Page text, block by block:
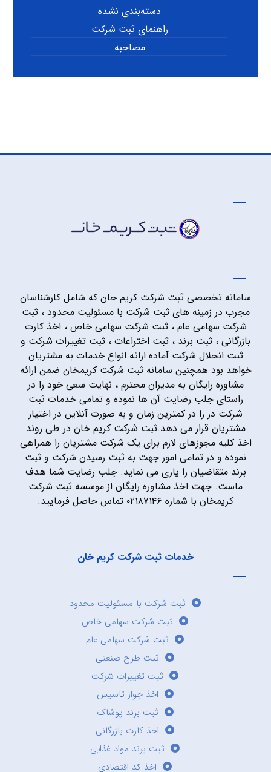
دسته‌بندی نشده
راهنمای ثبت شرکت
مصاحبه
سامانه تخصصی ثبت شرکت کریم خان که شامل کارشناسان
مجرب در زمینه های ثبت شرکت با مسئولیت محدود ، ثبت
شرکت سهامی عام ، ثبت شرکت سهامی خاص ، اخذ کارت
بازرگانی ، ثبت برند ، ثبت اختراعات ، ثبت تغییرات شرکت و
ثبت انحلال شرکت آماده ارائه انواع خدمات به مشتریان
خواهد بود همچنین سامانه ثبت شرکت کریمخان ضمن ارائه
مشاوره رایگان به مدیران محترم ، نهایت سعی خود را در
راستای جلب رضایت آن ها نموده و تمامی خدمات ثبت
شرکت در را در کمترین زمان و به صورت آنلاین در اختیار
مشتریان قرار می دهد.ثبت شرکت کریم خان در طی روند
اخذ کلیه مجوزهای لازم برای یک شرکت مشتریان را همراهی
نموده و در تمامی امور جهت به ثبت رسیدن شرکت و ثبت
برند متقاضیان را یاری می نماید. جلب رضایت شما هدف
ماست. جهت اخذ مشاوره رایگان از موسسه ثبت شرکت
کریمخان با شماره ۰۲۱۸۷۱۴۶ تماس حاصل فرمایید.
خدمات ثبت شرکت کریم خان
ثبت شرکت با مسئولیت محدود
ثبت شرکت سهامی خاص
ثبت شرکت سهامی عام
ثبت طرح صنعتی
ثبت تغییرات شرکت
اخذ جواز تاسیس
ثبت برند پوشاک
اخذ کارت بازرگانی
ثبت برند مواد غذایی
اخذ کد اقتصادی